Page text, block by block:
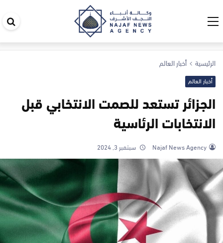
الرئيسية أخبار العالم
أخبار العالم
الجزائر تستعد للصمت الانتخابي قبل
الانتخابات الرئاسية
Najaf News Agency سبتمبر 3, 2024